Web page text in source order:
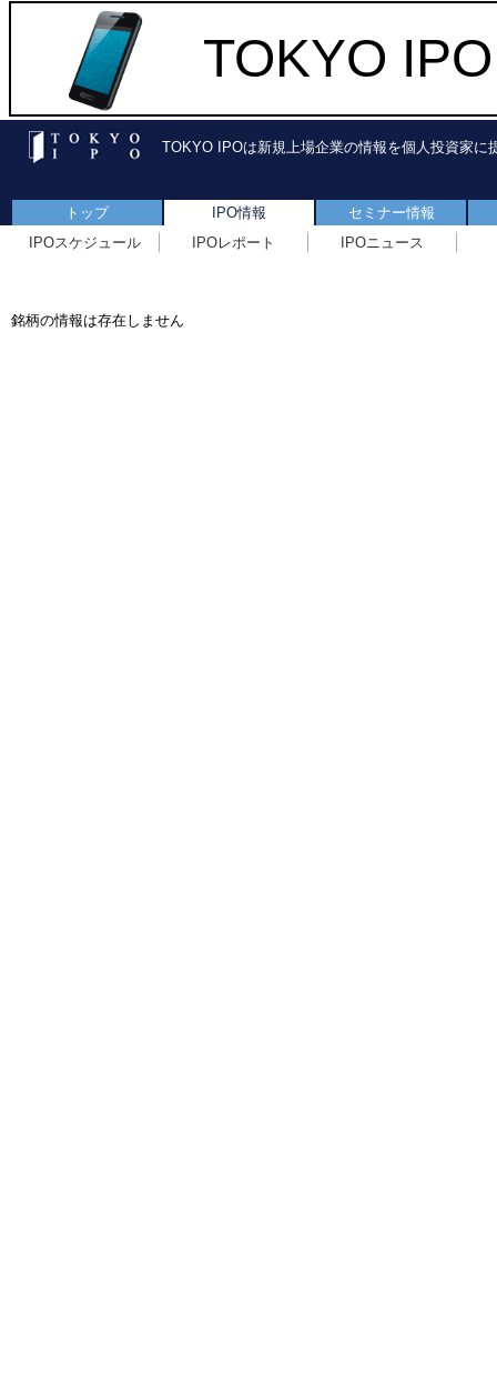
TOKYO
TOKYO IPOは新規上場企業の情報を個人投資家に
トップ IPO情報
セミナー情報
IPOスケジュール
IPOレポート IPOニュース
銘柄の情報は存在しません